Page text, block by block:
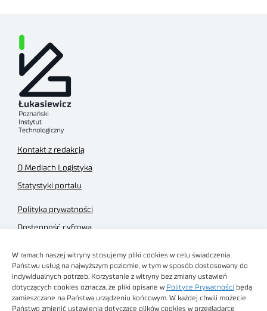
W ramach naszej witryny stosujemy pliki cookies w celu świadczenia
Państwu usług na najwyższym poziomie, w tym w sposób dostosowany do
indywidualnych potrzeb. Korzystanie z witryny bez zmiany ustawień
dotyczących cookies oznacza, że pliki opisane w Polityce Prywatności będą
zamieszczane na Państwa urządzeniu końcowym. W każdej chwili możecie
Państwo zmienić ustawienia dotyczące plików cookies w przeglądarce
Kontakt z redakcją
O Mediach Logistyka
Statystyki portalu
Polityka prywatności
Dostępność cyfrowa
Regulamin sklepu